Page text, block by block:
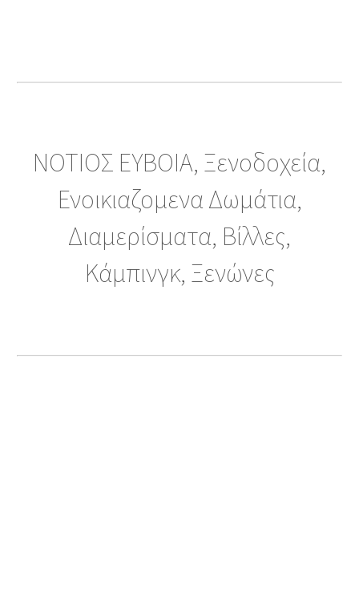
ΝΟΤΙΟΣ ΕΥΒΟΙΑ, Ξενοδοχεία,
Ενοικιαζομενα Δωμάτια,
Διαμερίσματα, Βίλλες,
Κάμπινγκ, Ξενώνες